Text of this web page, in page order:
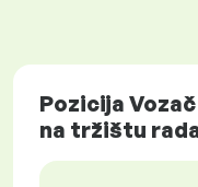
Pozicija
na tržištu